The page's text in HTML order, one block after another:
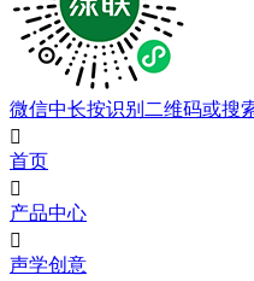
微信中长按识别二维码或搜

首页

产品中心

声学创意